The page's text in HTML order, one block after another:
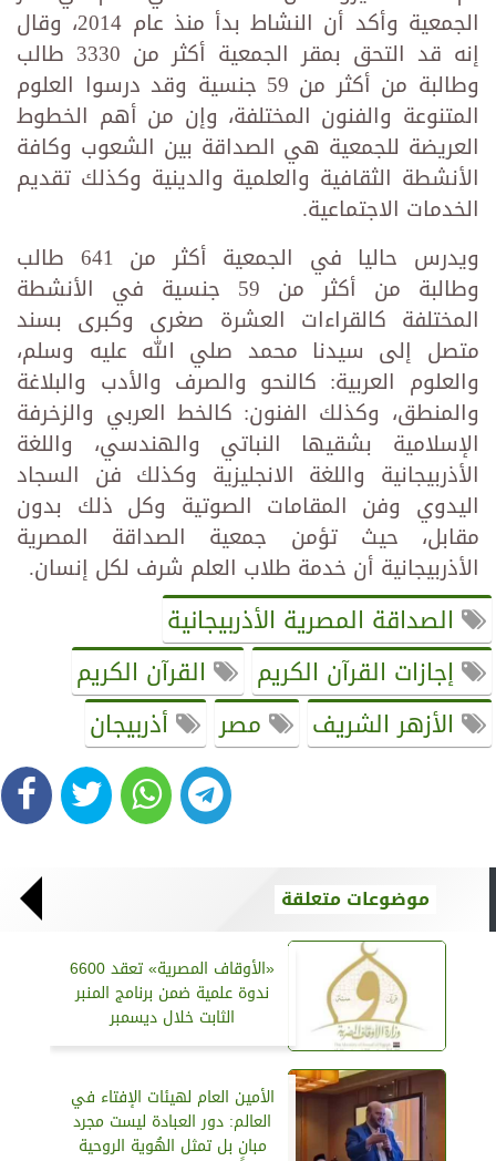
الجمعية وأكد أن النشاط بدأ منذ عام 2014، وقال
إنه قد التحق بمقر الجمعية أكثر من 3330 طالب
وطالبة من أكثر من 59 جنسية وقد درسوا العلوم
المتنوعة والفنون المختلفة، وإن من أهم الخطوط
العريضة للجمعية هي الصداقة بين الشعوب وكافة
الأنشطة الثقافية والعلمية والدينية وكذلك تقديم
الخدمات الاجتماعية.
ويدرس حاليا في الجمعية أكثر من 641 طالب
وطالبة من أكثر من 59 جنسية في الأنشطة
المختلفة كالقراءات العشرة صغرى وكبرى بسند
متصل إلى سيدنا محمد صلي الله عليه وسلم،
والعلوم العربية: كالنحو والصرف والأدب والبلاغة
والمنطق، وكذلك الفنون: كالخط العربي والزخرفة
الإسلامية بشقيها النباتي والهندسي، واللغة
الأذربيجانية واللغة الانجليزية وكذلك فن السجاد
اليدوي وفن المقامات الصوتية وكل ذلك بدون
مقابل، حيث تؤمن جمعية الصداقة المصرية
الأذربيجانية أن خدمة طلاب العلم شرف لكل إنسان.
الصداقة المصرية الأذربيجانية
إجازات القرآن الكريم
القرآن الكريم
الأزهر الشريف
مصر أذربيجان
موضوعات متعلقة
«الأوقاف المصرية» تعقد 6600
ندوة علمية ضمن برنامج المنبر
الثابت خلال ديسمبر
الأمين العام لهيئات الإفتاء في
العالم: دور العبادة ليست مجرد
مبانٍ بل تمثل الهُوية الروحية